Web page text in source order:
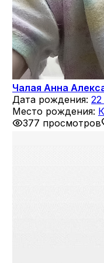
Чалая Анна
Дата рождения: 22
Место рождения:
377 просмотров